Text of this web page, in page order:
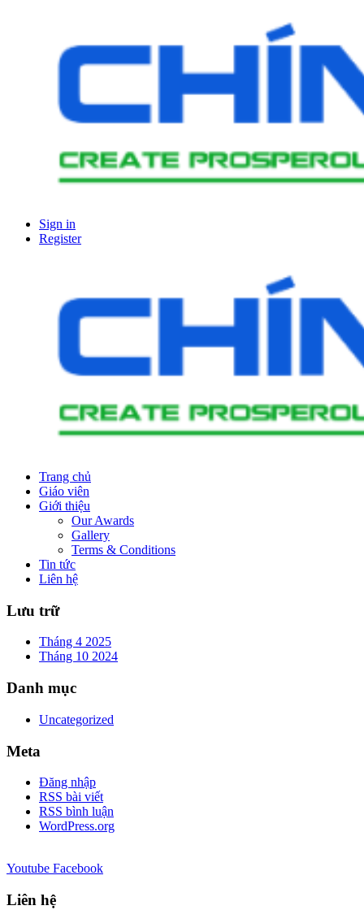
Sign in
Register
Trang chủ
Giáo viên
Giới thiệu
Our Awards
Gallery
Terms & Conditions
Tin tức
Liên hệ
Lưu trữ
Tháng 4 2025
Tháng 10 2024
Danh mục
Uncategorized
Meta
Đăng nhập
RSS bài viết
RSS bình luận
WordPress.org
Youtube Facebook
Liên hệ